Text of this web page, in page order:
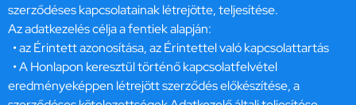
szerződéses kapcsolatainak létrejötte, teljesítése.
Az adatkezelés célja a fentiek alapján:
• az Érintett azonosítása, az Érintettel való kapcsolattartás
• A Honlapon keresztül történő kapcsolatfelvétel
eredményeképpen létrejött szerződés előkészítése, a